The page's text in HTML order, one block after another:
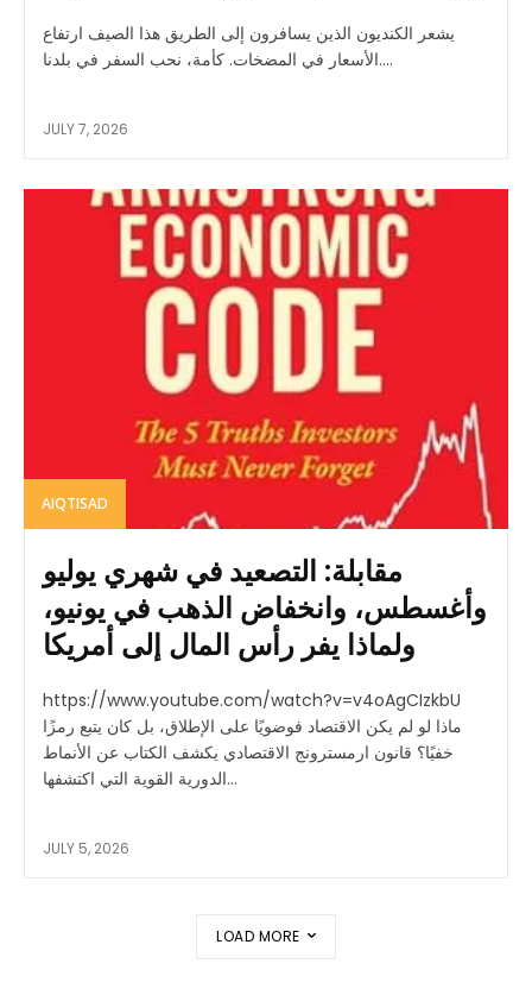
يشعر الكنديون الذين يسافرون إلى الطريق هذا الصيف ارتفاع
الأسعار في المضخات. كأمة، نحب السفر في بلدنا....
JULY 7, 2026
AIQTISAD
مقابلة: التصعيد في شهري يوليو
وأغسطس، وانخفاض الذهب في يونيو،
ولماذا يفر رأس المال إلى أمريكا
https://www.youtube.com/watch?v=v4oAgCIzkbU
ماذا لو لم يكن الاقتصاد فوضويًا على الإطلاق، بل كان يتبع رمزًا
خفيًا؟ قانون ارمسترونج الاقتصادي يكشف الكتاب عن الأنماط
الدورية القوية التي اكتشفها...
JULY 5, 2026
LOAD MORE